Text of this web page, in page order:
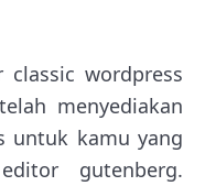
classic wordpress
menyediakan
untuk kamu yang
gutenberg.